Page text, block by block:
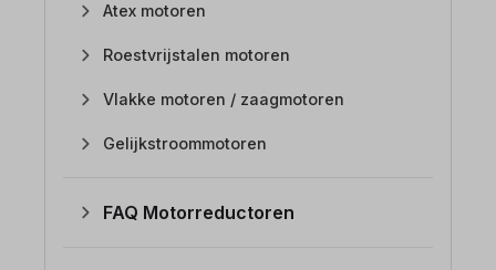
Atex motoren
Roestvrijstalen motoren
Vlakke motoren / zaagmotoren
Gelijkstroommotoren
FAQ Motorreductoren